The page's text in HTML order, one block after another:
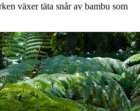
växer täta snår av bambu som